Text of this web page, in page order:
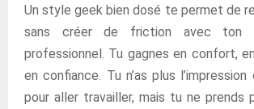
Un style geek bien dosé te permet de
sans créer de friction avec ton
professionnel. Tu gagnes en confort,
en confiance. Tu n’as plus
pour aller travailler, mais tu ne prends